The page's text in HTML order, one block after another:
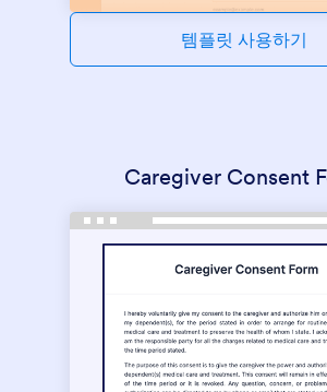
템플릿 사용하기
Caregiver Consent